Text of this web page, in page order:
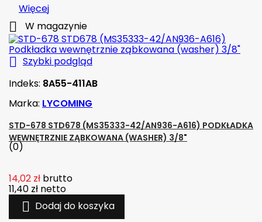
Więcej
 W magazynie
 Szybki podgląd
Indeks: 8A55-411AB
Marka: LYCOMING
STD-678 STD678 (MS35333-42/AN936-A616) PODKŁADKA
WEWNĘTRZNIE ZĄBKOWANA (WASHER) 3/8"
(0)
14,02 zł brutto
11,40 zł netto
 Dodaj do koszyka